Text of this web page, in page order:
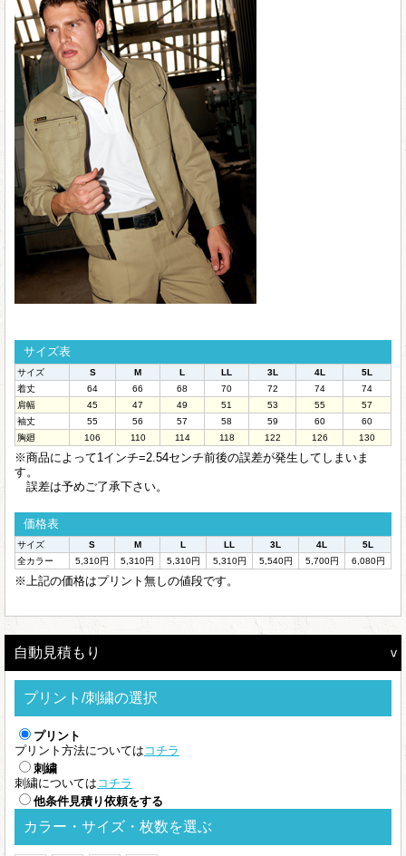
サイズ表
サイズ S M L LL 3L 4L
5L
着丈
64 66 68 70 72 74
74
肩幅
45 47 49 51 53 55
57
袖丈
55 56 57 58 59 60
60
胸廻
106 110 114 118 122 126 130
※商品によって1インチ=2.54センチ前後の誤差が発生してしまいま
す。
誤差は予めご了承下さい。
価格表
サイズ S M L LL 3L 4L
5L
全カラー
5,310円 5,310円 5,310円 5,310円 5,540円 5,700円 6,080円
※上記の価格はプリント無しの値段です。
自動見積もり
プリント/刺繍の選択
プリント
プリント方法については コチラ
刺繍
刺繍については コチラ
他条件見積り依頼をする
カラー・サイズ・枚数を選ぶ